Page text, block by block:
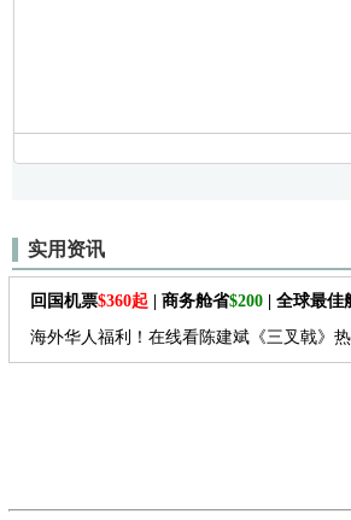
实用资讯
回国机票$360起 | 商务舱省$200 | 全球最
海外华人福利！在线看陈建斌《三叉戟》